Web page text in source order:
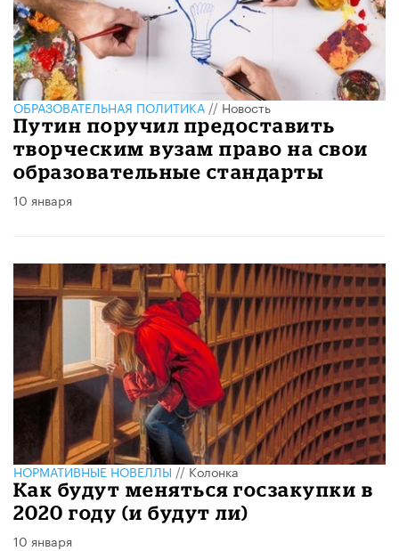
ОБРАЗОВАТЕЛЬНАЯ ПОЛИТИКА//Новость
Путин поручил предоставить
творческим вузам право на свои
образовательные стандарты
10 января
НОРМАТИВНЫЕ НОВЕЛЛЫ//Колонка
Как будут меняться госзакупки в
2020 году (и будут ли)
10 января